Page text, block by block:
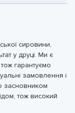
сировини,
у друці. Ми є
гарантуємо
замовлення і
засновником
тож високий